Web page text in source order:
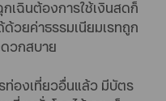
เฉินต้องการใช้เงินสดก็
ด้วยค่าธรรมเนียมเรทถูก
ดวกสบาย
ท่องเที่ยวอื่นแล้ว มีบัตร